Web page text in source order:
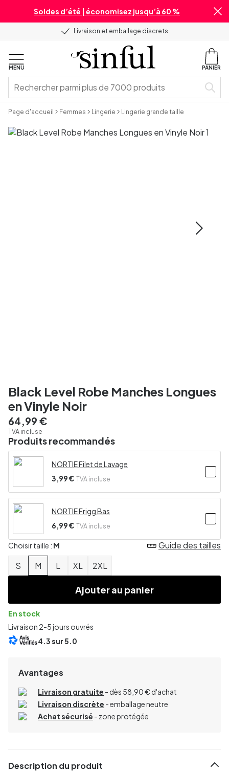
Soldes d’été | économisez jusqu’à 60 %
Livraison et emballage discrets
MENU PANIER
Page d'accueil Femmes Lingerie Lingerie grande taille
Black Level Robe Manches Longues
en Vinyle Noir
64,99 €
TVA incluse
Produits recommandés
NORTIE Filet de Lavage
3,99 € TVA incluse
NORTIE Frigg Bas
6,99 € TVA incluse
Choisir taille : M
S M L XL 2XL
Guide des tailles
Ajouter au panier
En stock
Livraison 2-5 jours ouvrés
4.3sur 5.0
Avantages
Livraison gratuite - dès 58,90 € d'achat
Livraison discrète - emballage neutre
Achat sécurisé - zone protégée
Description du produit